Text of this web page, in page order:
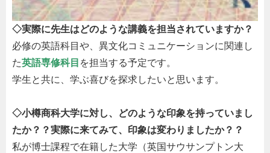
◇実際に先生はどのような講義を担当されていますか？
必修の英語科目や、異文化コミュニケーションに関連し
た英語専修科目 を担当する予定です。
学生と共に、学ぶ喜びを探求したいと思います。
◇小樽商科大学に対し、どのような印象を持っていまし
たか？？実際に来てみて、印象は変わりましたか？？
私が博士課程で在籍した大学（英国サウサンプトン大